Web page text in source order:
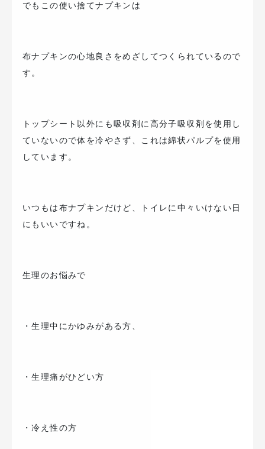
でもこの使い捨てナプキンは
布ナプキンの心地良さをめざしてつくられているので
す。
トップシート以外にも吸収剤に高分子吸収剤を使用し
ていないので体を冷やさず、これは綿状パルプを使用
しています。
いつもは布ナプキンだけど、トイレに中々いけない日
にもいいですね。
生理のお悩みで
・生理中にかゆみがある方、
・生理痛がひどい方
・冷え性の方